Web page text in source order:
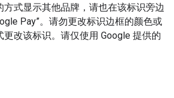
式显示其他品牌，请也在该标识旁边
Pay”。请勿更改标识边框的颜色或
改该标识。请仅使用 Google 提供的